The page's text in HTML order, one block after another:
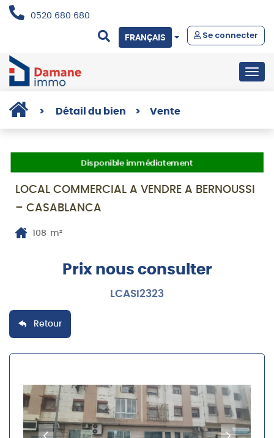
0520 680 680
Se connecter
FRANÇAIS
> Détail du bien > Vente
Disponible immédiatement
LOCAL COMMERCIAL A VENDRE A BERNOUSSI
– CASABLANCA
108 m²
Prix nous consulter
LCASI2323
Retour